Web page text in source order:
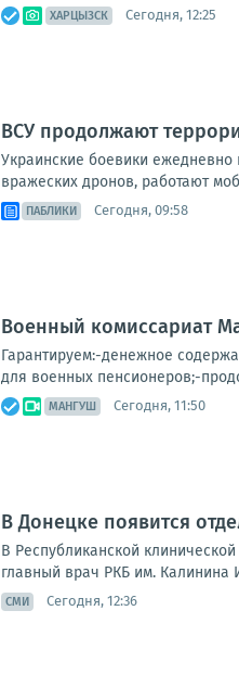
ХАРЦЫЗСК Сегодня, 12:25
ВСУ продолжают
Украинские боевики
вражеских дронов, работают
ПАБЛИКИ Сегодня, 09:58
Военный комиссариат
Гарантируем:-денежное
для военных пенсионеров;-
МАНГУШ Сегодня, 11:50
В Донецке появится
В Республиканской
главный врач РКБ им. Калинина
СМИ Сегодня, 12:36